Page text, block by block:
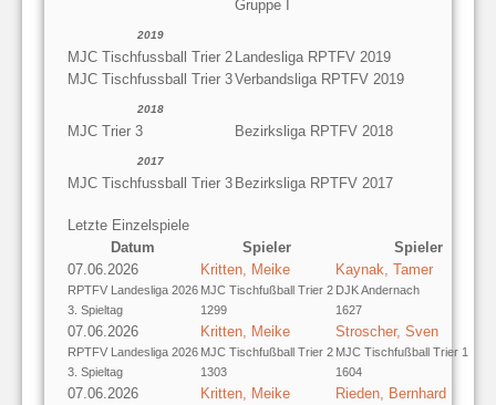
Gruppe I
2019
MJC Tischfussball Trier 2 Landesliga RPTFV 2019
MJC Tischfussball Trier 3Verbandsliga RPTFV 2019
2018
MJC Trier 3 Bezirksliga RPTFV 2018
2017
MJC Tischfussball Trier 3 Bezirksliga RPTFV 2017
Letzte Einzelspiele
Datum
Spieler
Spieler
07.06.2026
RPTFV Landesliga 2026
3. Spieltag
Kritten, Meike
MJC Tischfußball Trier 2
1299
Kaynak, Tamer
DJK Andernach
1627
07.06.2026
RPTFV Landesliga 2026
3. Spieltag
Kritten, Meike
MJC Tischfußball Trier 2
1303
Stroscher, Sven
MJC Tischfußball Trier 1
1604
07.06.2026 Kritten, Meike Rieden, Bernhard